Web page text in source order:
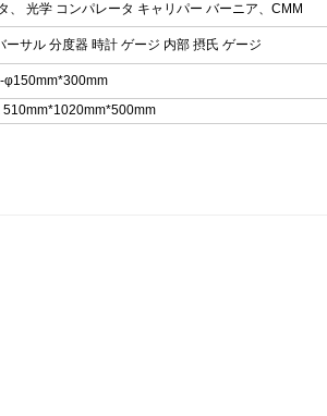
、 光学 コンパレータ キャリパー バーニア、CMM
サル 分度器 時計 ゲージ 内部 摂氏 ゲージ
φ150mm*300mm
510mm*1020mm*500mm